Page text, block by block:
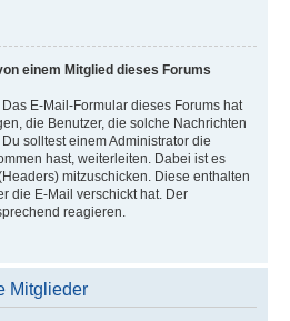
einem Mitglied dieses Forums
E-Mail-Formular dieses Forums hat
die Benutzer, die solche Nachrichten
solltest einem Administrator die
hast, weiterleiten. Dabei ist es
mitzuschicken. Diese enthalten
die E-Mail verschickt hat. Der
reagieren.
Mitglieder